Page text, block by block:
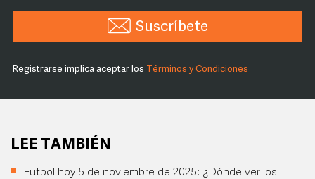
Suscríbete
Registrarse implica aceptar los Términos y Condiciones
LEE TAMBIÉN
Futbol hoy 5 de noviembre de 2025: ¿Dónde ver los